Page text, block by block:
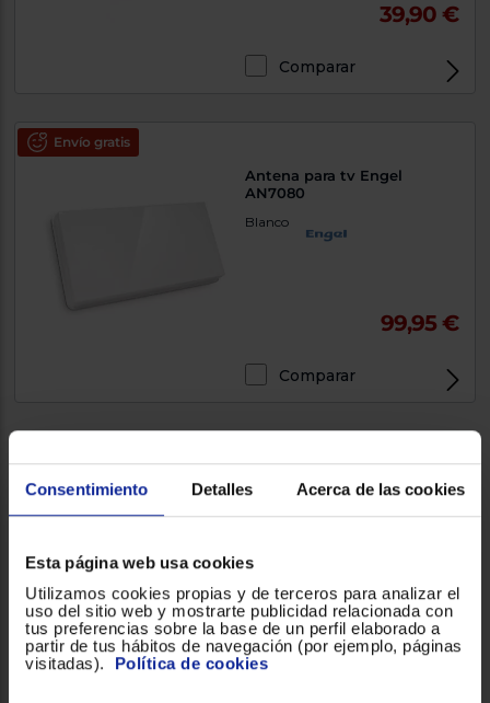
Consentimiento Detalles Acerca de las cookies
Esta página web usa cookies
Utilizamos cookies propias y de terceros para analizar el
uso del sitio web y mostrarte publicidad relacionada con
tus preferencias sobre la base de un perfil elaborado a
partir de tus hábitos de navegación (por ejemplo, páginas
visitadas). Política de cookies
39,90 €
Comparar
Envío gratis
Antena para tv Engel
AN7080
Blanco
99,95 €
Comparar
Soporte fijo para TV Engel
AC0517E
7,90 €